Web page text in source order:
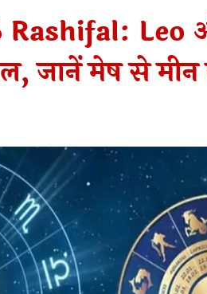
Rashifal: Leo
जानें मेष से